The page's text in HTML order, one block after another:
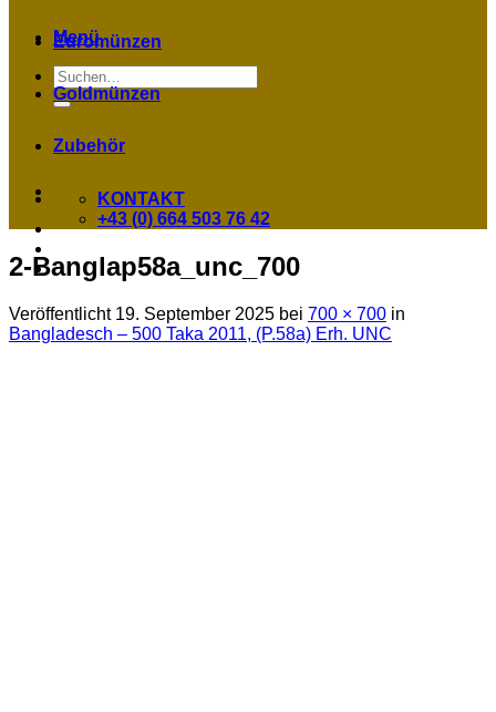
Menü
Suchen
nach:
Euromünzen
Goldmünzen
Zubehör
KONTAKT
+43 (0) 664 503 76 42
2-Banglap58a_unc_700
Veröffentlicht 19. September 2025 bei 700 × 700 in
Bangladesch – 500 Taka 2011, (P.58a) Erh. UNC